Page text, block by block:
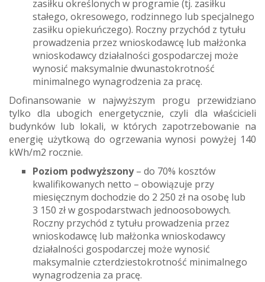
zasiłku określonych w programie (tj. zasiłku
stałego, okresowego, rodzinnego lub specjalnego
zasiłku opiekuńczego). Roczny przychód z tytułu
prowadzenia przez wnioskodawcę lub małżonka
wnioskodawcy działalności gospodarczej może
wynosić maksymalnie dwunastokrotność
minimalnego wynagrodzenia za pracę.
Dofinansowanie w najwyższym progu przewidziano
tylko dla ubogich energetycznie, czyli dla właścicieli
budynków lub lokali, w których zapotrzebowanie na
energię użytkową do ogrzewania wynosi powyżej 140
kWh/m2 rocznie.
Poziom podwyższony– do 70% kosztów
kwalifikowanych netto – obowiązuje przy
miesięcznym dochodzie do 2 250 zł na osobę lub
3 150 zł w gospodarstwach jednoosobowych.
Roczny przychód z tytułu prowadzenia przez
wnioskodawcę lub małżonka wnioskodawcy
działalności gospodarczej może wynosić
maksymalnie czterdziestokrotność minimalnego
wynagrodzenia za pracę.